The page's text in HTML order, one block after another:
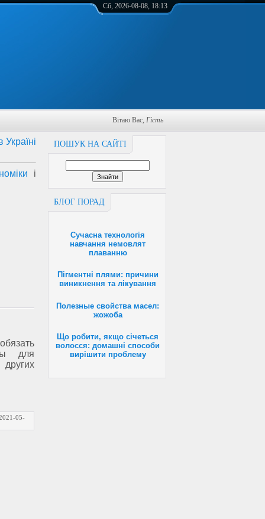
Сб, 2026-08-08, 18:13
Вітаю Вас, Гість
ПОШУК НА САЙТІ
БЛОГ ПОРАД
Сучасна технологія
навчання немовлят
плаванню
Пігментні плями: причини
виникнення та лікування
Полезные свойства масел:
жожоба
Що робити, якщо січеться
волосся: домашні способи
вирішити проблему
і
для
05-